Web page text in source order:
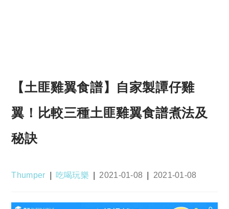
【土匪雞翼食譜】自家製譚仔雞
翼！比較三種土匪雞翼食譜煮法及
秘訣
Post
Thumper
Post
吃喝玩樂
Post
2021-01-08
Post
2021-01-08